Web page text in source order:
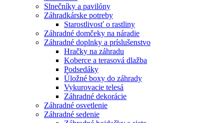
Slnečníky a pavilóny
Záhradkárske potreby
Starostlivosť o rastliny
Záhradné domčeky na náradie
Záhradné doplnky a príslušenstvo
Hračky na záhradu
Koberce a terasová dlažba
Podsedáky
Úložné boxy do záhrady
Vykurovacie telesá
Záhradné dekorácie
Záhradné osvetlenie
Záhradné sedenie